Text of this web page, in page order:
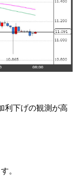
利下げの観測が高
。